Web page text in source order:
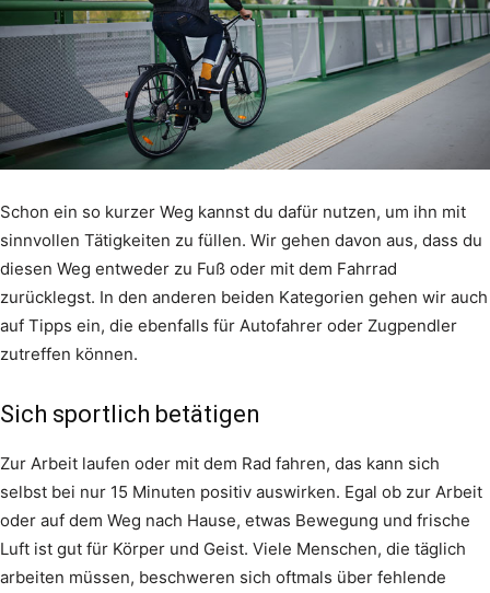
Schon ein so kurzer Weg kannst du dafür nutzen, um ihn mit
sinnvollen Tätigkeiten zu füllen. Wir gehen davon aus, dass du
diesen Weg entweder zu Fuß oder mit dem Fahrrad
zurücklegst. In den anderen beiden Kategorien gehen wir auch
auf Tipps ein, die ebenfalls für Autofahrer oder Zugpendler
zutreffen können.
Sich sportlich betätigen
Zur Arbeit laufen oder mit dem Rad fahren, das kann sich
selbst bei nur 15 Minuten positiv auswirken. Egal ob zur Arbeit
oder auf dem Weg nach Hause, etwas Bewegung und frische
Luft ist gut für Körper und Geist. Viele Menschen, die täglich
arbeiten müssen, beschweren sich oftmals über fehlende